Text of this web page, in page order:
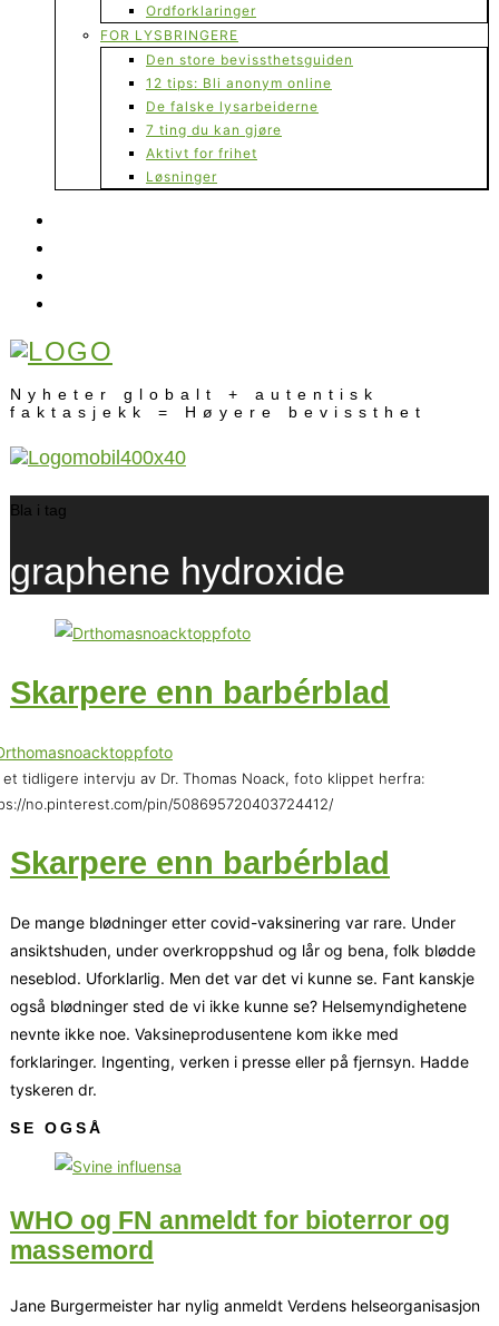
Ordforklaringer
FOR LYSBRINGERE
Den store bevissthetsguiden
12 tips: Bli anonym online
De falske lysarbeiderne
7 ting du kan gjøre
Aktivt for frihet
Løsninger
Nyheter globalt + autentisk
faktasjekk = Høyere bevissthet
Bla i tag
graphene hydroxide
Skarpere enn barbérblad
et tidligere intervju av Dr. Thomas Noack, foto klippet herfra:
no.pinterest.com/pin/508695720403724412/
Skarpere enn barbérblad
De mange blødninger etter covid-vaksinering var rare. Under
ansiktshuden, under overkroppshud og lår og bena, folk blødde
neseblod. Uforklarlig. Men det var det vi kunne se. Fant kanskje
også blødninger sted de vi ikke kunne se? Helsemyndighetene
nevnte ikke noe. Vaksineprodusentene kom ikke med
forklaringer. Ingenting, verken i presse eller på fjernsyn. Hadde
tyskeren dr.
SE OGSÅ
WHO og FN anmeldt for bioterror og
massemord
Jane Burgermeister har nylig anmeldt Verdens helseorganisasjon